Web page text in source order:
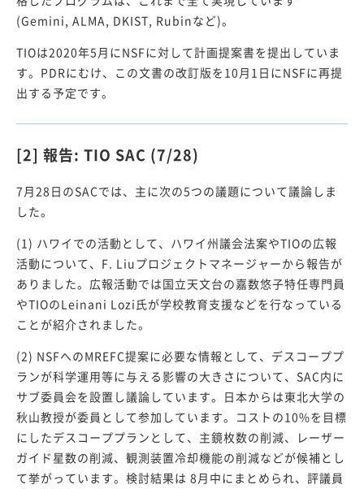
(Gemini, ALMA, DKIST, Rubinなど)。
TIOは2020年5月にNSFに対して計画提案書を提出していま
す。PDRにむけ、この文書の改訂版を10月1日にNSFに再提
出する予定です。
[2] 報告: TIO SAC (7/28)
7月28日のSACでは、主に次の5つの議題について議論しま
した。
(1) ハワイでの活動として、ハワイ州議会法案やTIOの広報
活動について、F. Liuプロジェクトマネージャーから報告が
ありました。広報活動では国立天文台の嘉数悠子特任専門員
やTIOのLeinani Lozi氏が学校教育支援などを行なっている
ことが紹介されました。
(2) NSFへのMREFC提案に必要な情報として、デスコーププ
ランが科学運用等に与える影響の大きさについて、SAC内に
サブ委員会を設置し議論しています。日本からは東北大学の
秋山教授が委員として参加しています。コストの10%を目標
にしたデスコーププランとして、主鏡枚数の削減、レーザー
ガイド星数の削減、観測装置冷却機能の削減などが候補とし
て挙がっています。検討結果は 8月中にまとめられ、評議員